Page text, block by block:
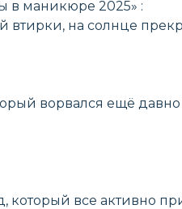
в маникюре 2025» :
втирки, на солнце
ворвался ещё давно
все активно